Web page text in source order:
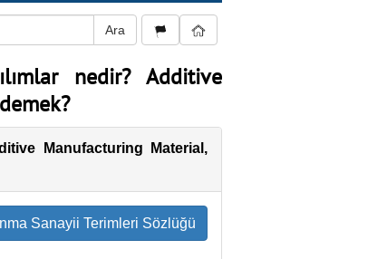
nedir? Additive
Manufacturing Material,
Sanayii Terimleri Sözlüğü